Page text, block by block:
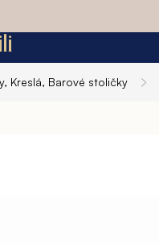
Kreslá, Barové stoličky